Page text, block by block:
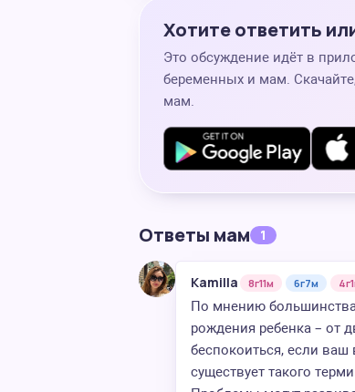
Хотите ответить
Это обсуждение идёт в
беременных и мам.
мам.
Ответы мам 1
Kamilla 8г11м 6г7м
По мнению большинства
рождения ребенка – от
беспокоиться, если
существует такого